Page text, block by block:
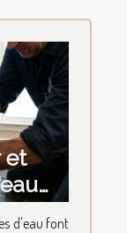
et
d'eau font